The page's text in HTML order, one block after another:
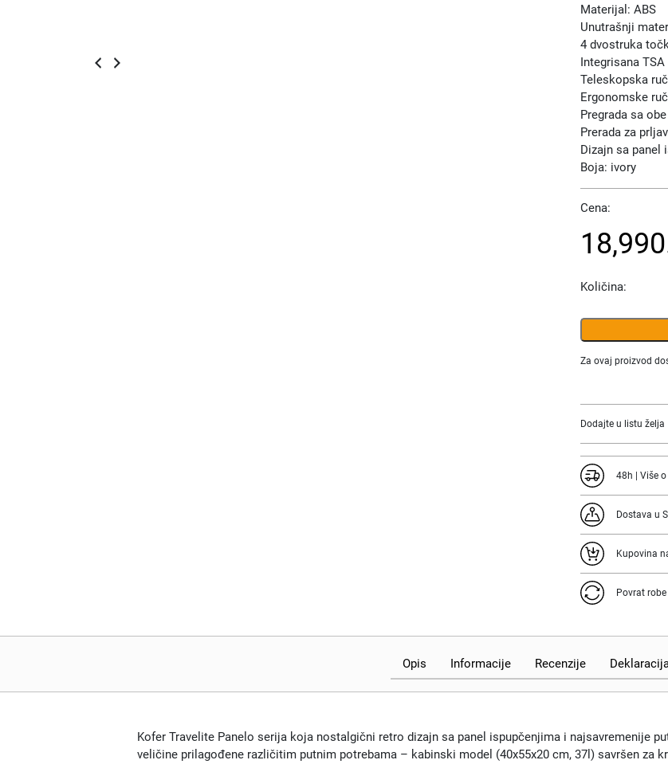
Materijal: ABS
Unutrašnji
4 dvostruka
Integrisana
Teleskopska
Ergonomske
Pregrada sa
Prerada za
Dizajn sa panel
Boja: ivory
Cena:
Količina:
Za ovaj proizvod
Dodajte u listu želja
48h | Više
Dostava u
Kupovina
Povrat
Opis Deklaracija
Informacije Recenzije
Kofer Travelite Panelo serija koja nostalgični retro dizajn sa panel ispupčenjima i najsavremenije
veličine prilagođene različitim putnim potrebama – kabinski model (40x55x20 cm, 37l) savršen za